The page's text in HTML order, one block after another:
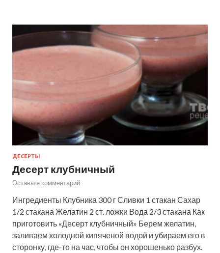
ДЕСЕРТЫ
Десерт клубничный
Оставьте комментарий
Ингредиенты Клубника 300 г Сливки 1 стакан Сахар
1/2 стакана Желатин 2 ст. ложки Вода 2/3 стакана Как
приготовить «Десерт клубничный» Берем желатин,
заливаем холодной кипяченой водой и убираем его в
сторонку, где-то на час, чтобы он хорошенько разбух.